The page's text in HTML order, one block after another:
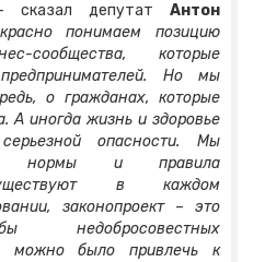
депутат Антон
понимаем позицию
сообщества, которые
Но мы
о гражданах, которые
А иногда жизнь и здоровье
опасности. Мы
нормы и правила
в каждом
законопроект – это
недобросовестных
можно было привлечь к